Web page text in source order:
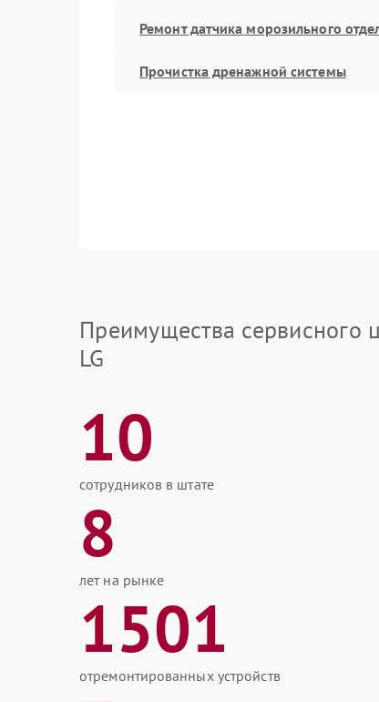
Ремонт датчика морозильного
Прочистка дренажной системы
Преимущества сервисного
LG
10
сотрудников в штате
8
лет на рынке
1501
отремонтированных устройств